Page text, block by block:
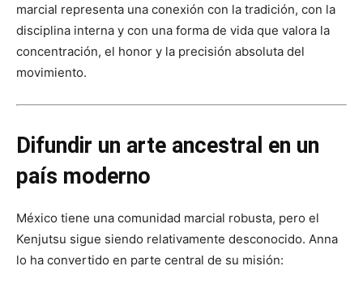
marcial representa una conexión con la tradición, con la
disciplina interna y con una forma de vida que valora la
concentración, el honor y la precisión absoluta del
movimiento.
Difundir un arte ancestral en un
país moderno
México tiene una comunidad marcial robusta, pero el
Kenjutsu sigue siendo relativamente desconocido. Anna
lo ha convertido en parte central de su misión: